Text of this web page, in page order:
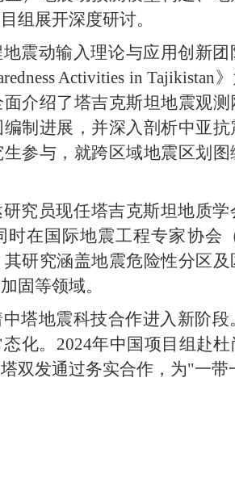
组展开深度研讨。
震动输入理论与应用创新
Activities in
介绍了塔吉克斯坦地震观
制进展，并深入剖析中亚
参与，就跨区域地震区划
研究员现任塔吉克斯坦地质
时在国际地震工程专家协会
研究涵盖地震危险性分区
固等领域。
塔地震科技合作进入新阶
化。2024年中国项目组赴
双发通过务实合作，为"一带